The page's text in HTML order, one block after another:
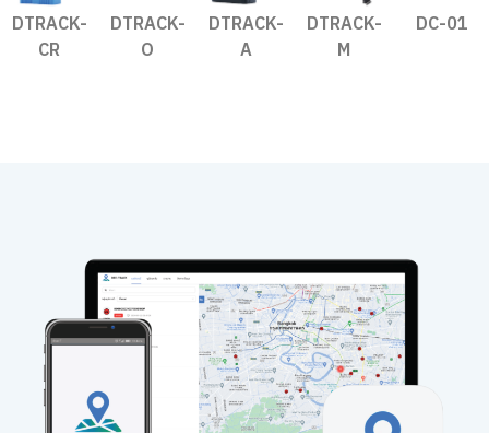
DTRACK-
CR
DTRACK-
O
DTRACK-
A
DTRACK-
M
DC-01